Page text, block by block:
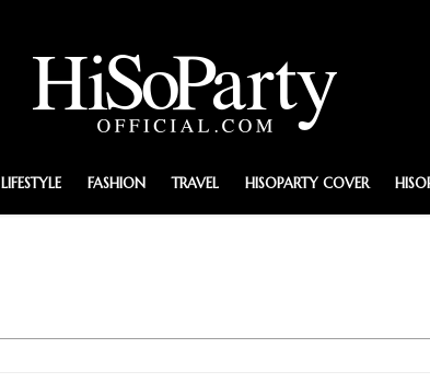
LIFESTYLE FASHION TRAVEL HISOPARTY COVER